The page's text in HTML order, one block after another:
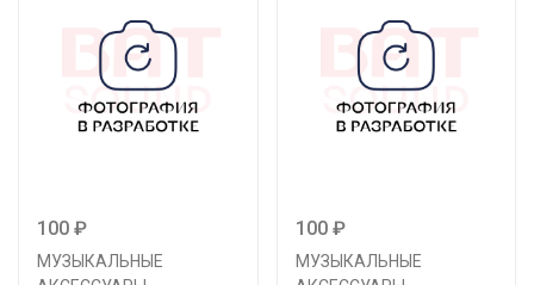
100 ₽
МУЗЫКАЛЬНЫЕ
100 ₽
МУЗЫКАЛЬНЫЕ